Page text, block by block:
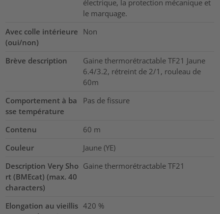
électrique, la protection mécanique et
le marquage.
Avec colle intérieure
(oui/non)
Non
Brève description
Gaine thermorétractable TF21 Jaune
6.4/3.2, rétreint de 2/1, rouleau de
60m
Comportement à ba
sse température
Pas de fissure
Contenu 60 m
Couleur
Jaune (YE)
Description Very Sho
rt (BMEcat) (max. 40
characters)
Gaine thermorétractable TF21
Elongation au vieillis 420 %